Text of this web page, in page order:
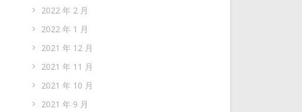
2022 年 2 月
2022 年 1 月
2021 年 12 月
2021 年 11 月
2021 年 10 月
2021 年 9 月